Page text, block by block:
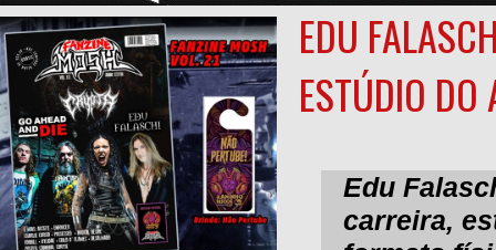
EDU
ESTÚDIO DO
Edu
carreira,